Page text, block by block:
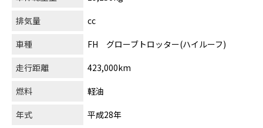
排気量
cc
車種
FH グローブトロッター(ハイルーフ)
走行距離
423,000km
燃料
軽油
年式
平成28年